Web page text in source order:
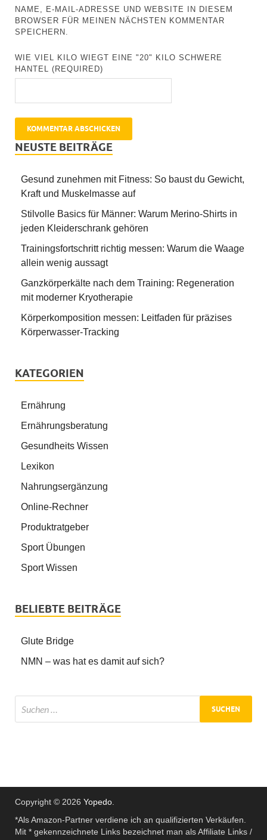
NAME, E-MAIL-ADRESSE UND WEBSITE IN DIESEM
BROWSER FÜR MEINEN NÄCHSTEN KOMMENTAR
SPEICHERN.
WIE VIEL KILO WIEGT EINE "20" KILO SCHWERE
HANTEL (REQUIRED)
NEUSTE BEITRÄGE
Gesund zunehmen mit Fitness: So baust du Gewicht,
Kraft und Muskelmasse auf
Stilvolle Basics für Männer: Warum Merino-Shirts in
jeden Kleiderschrank gehören
Trainingsfortschritt richtig messen: Warum die Waage
allein wenig aussagt
Ganzkörperkälte nach dem Training: Regeneration
mit moderner Kryotherapie
Körperkomposition messen: Leitfaden für präzises
Körperwasser-Tracking
KATEGORIEN
Ernährung
Ernährungsberatung
Gesundheits Wissen
Lexikon
Nahrungsergänzung
Online-Rechner
Produktratgeber
Sport Übungen
Sport Wissen
BELIEBTE BEITRÄGE
Glute Bridge
NMN – was hat es damit auf sich?
Copyright © 2026 Yopedo
*Als Amazon-Partner verdiene ich an qualifizierten Verkäufen.
Mit * gekennzeichnete Links bezeichnet man als Affiliate Links /